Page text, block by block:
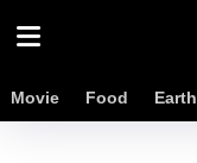
Movie Food Earth